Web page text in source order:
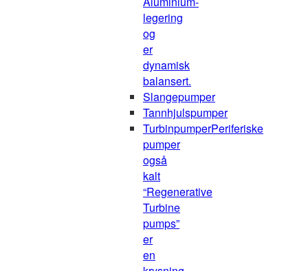
legering
og
er
dynamisk
balansert.
Slangepumper
Tannhjulspumper
TurbinpumperPeriferiske
pumper
også
kalt
“Regenerative
Turbine
pumps”
er
en